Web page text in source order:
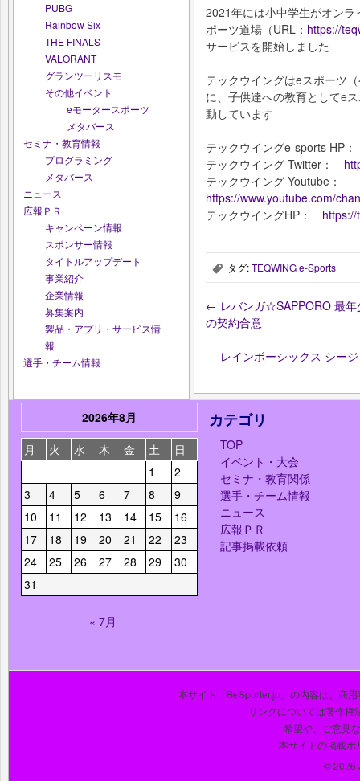
PUBG
Rainbow Six
THE FINALS
VALORANT
グランツーリスモ
その他イベント
eモータースポーツ
メタバース
セミナ・教育情報
プログラミング
メタバース
ニュース
広報ＰＲ
キャンペーン情報
スポンサー情報
タイトルアップデート
事業紹介
企業情報
募集案内
製品・アプリ・サービス情
報
選手・チーム情報
2021年には小中学生がオン
ポーツ道場（URL： https://
サービスを開始しました
テックウイングはeスポーツ
に、子供達への教育としてe
動しています
テックウイングe-sports HP
テックウイング Twitter：
テックウイング Youtube：
https://www.youtube.com/
テックウイングHP：
, タグ:TEQWING e-Sports
← レバンガ☆SAPPORO 最
の契約合意
レインボーシックス シー
2026年8月
月
火 水 木 金 土
日
1
2
3
4 5 6 7 8
9
10
11 12 13 14 15
16
17
18 19 20 21 22
23
24
25 26 27 28 29
30
31
« 7月
カテゴリ
TOP
イベント・大会
セミナ・教育関係
選手・チーム情報
ニュース
広報ＰＲ
記事掲載依頼
本サイト「BeSporter.jp」の内容は、商
リンクについては著作権
希望や、ご意見
本サイトの掲載ポ
© 2026